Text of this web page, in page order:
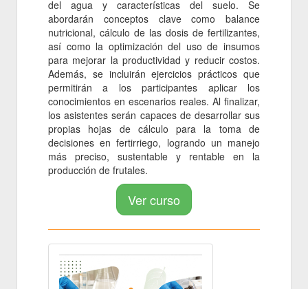
del agua y características del suelo. Se
abordarán conceptos clave como balance
nutricional, cálculo de las dosis de fertilizantes,
así como la optimización del uso de insumos
para mejorar la productividad y reducir costos.
Además, se incluirán ejercicios prácticos que
permitirán a los participantes aplicar los
conocimientos en escenarios reales. Al finalizar,
los asistentes serán capaces de desarrollar sus
propias hojas de cálculo para la toma de
decisiones en fertirriego, logrando un manejo
más preciso, sustentable y rentable en la
producción de frutales.
Ver curso